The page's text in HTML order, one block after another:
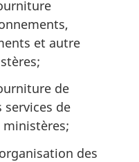
et autre
de
services de
des